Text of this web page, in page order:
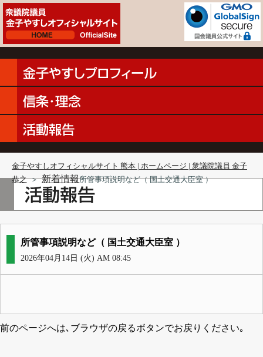
金子やすしオフィシャルサイト 熊本 | ホームページ | 衆議院議員 金子
恭之 ＞ 新着情報所管事項説明など（ 国土交通大臣室 ）
所管事項説明など（ 国土交通大臣室 ）
2026年04月14日 (火) AM 08:45
前のページへは､ブラウザの戻るボタンでお戻りください｡